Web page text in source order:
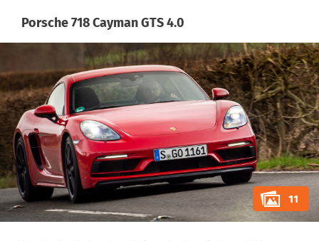
Porsche 718 Cayman GTS 4.0
11